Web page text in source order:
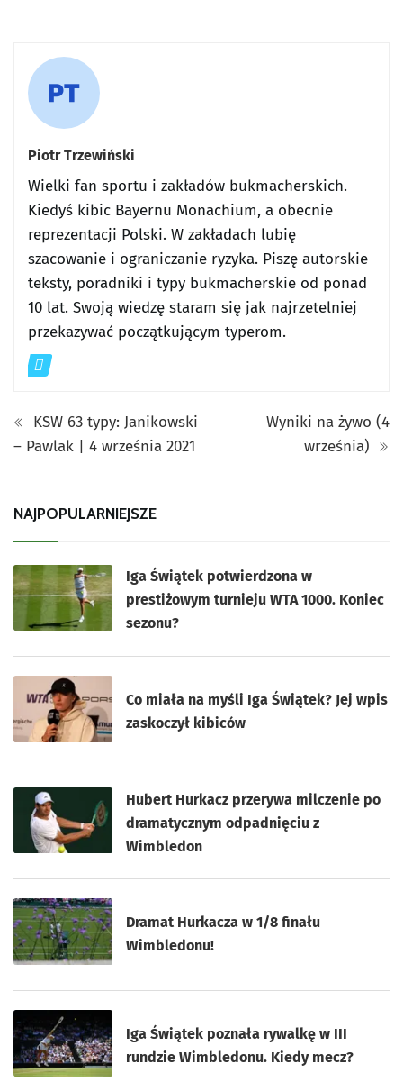
Piotr Trzewiński
Wielki fan sportu i zakładów bukmacherskich.
Kiedyś kibic Bayernu Monachium, a obecnie
reprezentacji Polski. W zakładach lubię
szacowanie i ograniczanie ryzyka. Piszę autorskie
teksty, poradniki i typy bukmacherskie od ponad
10 lat. Swoją wiedzę staram się jak najrzetelniej
przekazywać początkującym typerom.
KSW 63 typy: Janikowski
– Pawlak | 4 września 2021
Wyniki na żywo (4
września)
NAJPOPULARNIEJSZE
Iga Świątek potwierdzona w
prestiżowym turnieju WTA 1000. Koniec
sezonu?
Co miała na myśli Iga Świątek? Jej wpis
zaskoczył kibiców
Hubert Hurkacz przerywa milczenie po
dramatycznym odpadnięciu z
Wimbledon
Dramat Hurkacza w 1/8 finału
Wimbledonu!
Iga Świątek poznała rywalkę w III
rundzie Wimbledonu. Kiedy mecz?